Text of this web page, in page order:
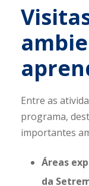
Entre as
programa,
importantes
Áreas
da